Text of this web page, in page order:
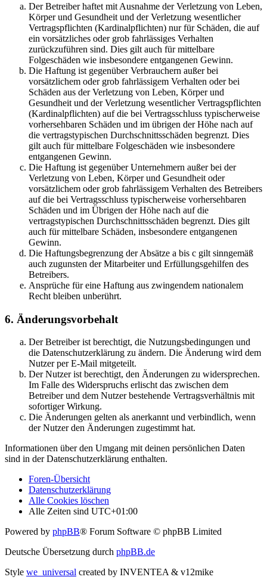
Der Betreiber haftet mit Ausnahme der Verletzung von Leben,
Körper und Gesundheit und der Verletzung wesentlicher
Vertragspflichten (Kardinalpflichten) nur für Schäden, die auf
ein vorsätzliches oder grob fahrlässiges Verhalten
zurückzuführen sind. Dies gilt auch für mittelbare
Folgeschäden wie insbesondere entgangenen Gewinn.
Die Haftung ist gegenüber Verbrauchern außer bei
vorsätzlichem oder grob fahrlässigem Verhalten oder bei
Schäden aus der Verletzung von Leben, Körper und
Gesundheit und der Verletzung wesentlicher Vertragspflichten
(Kardinalpflichten) auf die bei Vertragsschluss typischerweise
vorhersehbaren Schäden und im übrigen der Höhe nach auf
die vertragstypischen Durchschnittsschäden begrenzt. Dies
gilt auch für mittelbare Folgeschäden wie insbesondere
entgangenen Gewinn.
Die Haftung ist gegenüber Unternehmern außer bei der
Verletzung von Leben, Körper und Gesundheit oder
vorsätzlichem oder grob fahrlässigem Verhalten des Betreibers
auf die bei Vertragsschluss typischerweise vorhersehbaren
Schäden und im Übrigen der Höhe nach auf die
vertragstypischen Durchschnittsschäden begrenzt. Dies gilt
auch für mittelbare Schäden, insbesondere entgangenen
Gewinn.
Die Haftungsbegrenzung der Absätze a bis c gilt sinngemäß
auch zugunsten der Mitarbeiter und Erfüllungsgehilfen des
Betreibers.
Ansprüche für eine Haftung aus zwingendem nationalem
Recht bleiben unberührt.
6. Änderungsvorbehalt
Der Betreiber ist berechtigt, die Nutzungsbedingungen und
die Datenschutzerklärung zu ändern. Die Änderung wird dem
Nutzer per E-Mail mitgeteilt.
Der Nutzer ist berechtigt, den Änderungen zu widersprechen.
Im Falle des Widerspruchs erlischt das zwischen dem
Betreiber und dem Nutzer bestehende Vertragsverhältnis mit
sofortiger Wirkung.
Die Änderungen gelten als anerkannt und verbindlich, wenn
der Nutzer den Änderungen zugestimmt hat.
Informationen über den Umgang mit deinen persönlichen Daten
sind in der Datenschutzerklärung enthalten.
Foren-Übersicht
Datenschutzerklärung
Alle Cookies löschen
Alle Zeiten sind UTC+01:00
Powered by phpBB® Forum Software © phpBB Limited
Deutsche Übersetzung durch phpBB.de
Style we_universal created by INVENTEA & v12mike